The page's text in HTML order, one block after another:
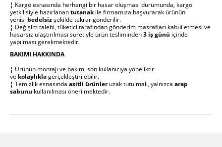
¦ Kargo esnasında herhangi bir hasar oluşması durumunda, kargo
yetkilisiyle hazırlanantutanakile firmamıza başvurarak ürünün
yenisi bedelsizşekilde tekrar gönderilir.
¦ Değişim talebi, tüketici tarafından gönderim masrafları kabul etmesi ve
hasarsız ulaştırılması suretiyle ürün tesliminden3 iş günü içinde
yapılması gerekmektedir.
BAKIMI HAKKINDA
¦ Ürünün montajı ve bakımı son kullanıcıya yöneliktir
ve kolaylıklagerçekleştirilebilir.
¦ Temizlik esnasında asitli ürünleruzak tutulmalı, yalnızca arap
sabunu kullanılması önerilmektedir.